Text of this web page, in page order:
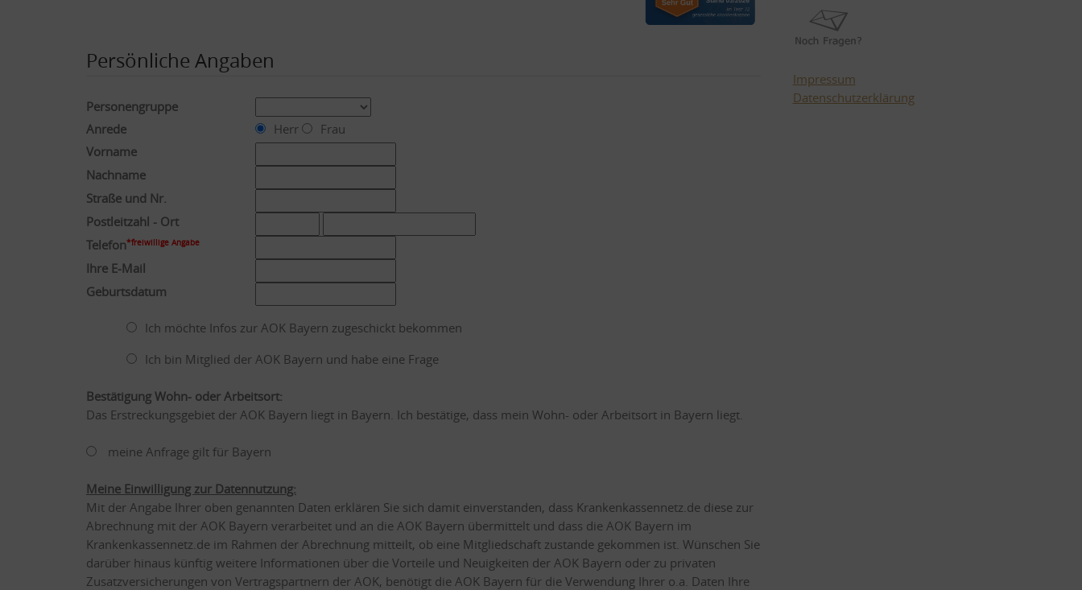
Persönliche Angaben
Personengruppe
Anrede
Herr
Frau
Vorname
Nachname
Straße und Nr.
Postleitzahl - Ort
Telefon*freiwillige Angabe
Ihre E-Mail
Geburtsdatum
Ich möchte Infos zur AOK Bayern zugeschickt bekommen
Ich bin Mitglied der AOK Bayern und habe eine Frage
Bestätigung Wohn- oder Arbeitsort:
Das Erstreckungsgebiet der AOK Bayern liegt in Bayern. Ich bestätige, dass mein Wohn- oder Arbeitsort in Bayern liegt.
meine Anfrage gilt für Bayern
Meine Einwilligung zur Datennutzung:
Mit der Angabe Ihrer oben genannten Daten erklären Sie sich damit einverstanden, dass Krankenkassennetz.de diese zur
Abrechnung mit der AOK Bayern verarbeitet und an die AOK Bayern übermittelt und dass die AOK Bayern im
Krankenkassennetz.de im Rahmen der Abrechnung mitteilt, ob eine Mitgliedschaft zustande gekommen ist. Wünschen Sie
darüber hinaus künftig weitere Informationen über die Vorteile und Neuigkeiten der AOK Bayern oder zu privaten
Zusatzversicherungen von Vertragspartnern der AOK, benötigt die AOK Bayern für die Verwendung Ihrer o.a. Daten Ihre
Impressum
Datenschutzerklärung